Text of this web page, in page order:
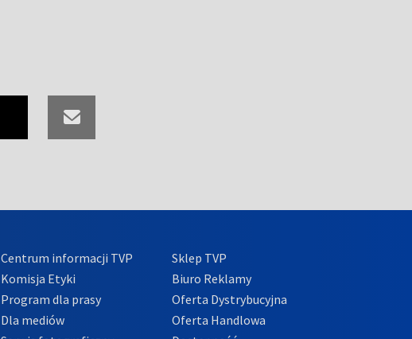
Centrum informacji TVP
Komisja Etyki
Program dla prasy
Dla mediów
Sklep TVP
Biuro Reklamy
Oferta Dystrybucyjna
Oferta Handlowa